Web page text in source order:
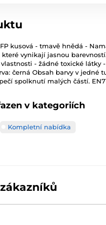
kusová - tmavě hnědá -
které vynikají jasnou
vlastnosti - žádné toxické
černá Obsah barvy v jedné
spolknutí malých částí.
v kategoriích
Kompletní nabídka